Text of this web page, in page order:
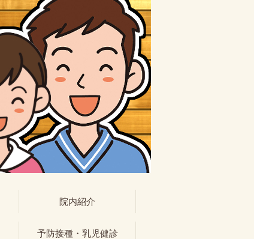
院内紹介
予防接種・乳児健診